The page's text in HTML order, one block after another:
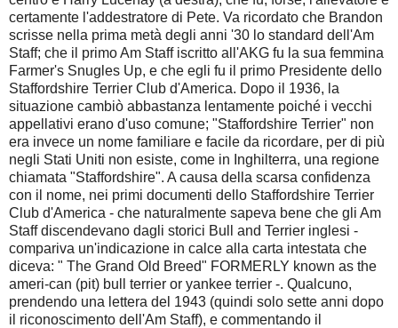
certamente l'addestratore di Pete. Va ricordato che Brandon
scrisse nella prima metà degli anni '30 lo standard dell'Am
Staff; che il primo Am Staff iscritto all'AKG fu la sua femmina
Farmer's Snugles Up, e che egli fu il primo Presidente dello
Staffordshire Terrier Club d'America. Dopo il 1936, la
situazione cambiò abbastanza lentamente poiché i vecchi
appellativi erano d'uso comune; "Staffordshire Terrier" non
era invece un nome familiare e facile da ricordare, per di più
negli Stati Uniti non esiste, come in Inghilterra, una regione
chiamata "Staffordshire". A causa della scarsa confidenza
con il nome, nei primi documenti dello Staffordshire Terrier
Club d'America - che naturalmente sapeva bene che gli Am
Staff discendevano dagli storici Bull and Terrier inglesi -
compariva un'indicazione in calce alla carta intestata che
diceva: " The Grand Old Breed" FORMERLY known as the
ameri-can (pit) bull terrier or yankee terrier -. Qualcuno,
prendendo una lettera del 1943 (quindi solo sette anni dopo
il riconoscimento dell'Am Staff), e commentando il